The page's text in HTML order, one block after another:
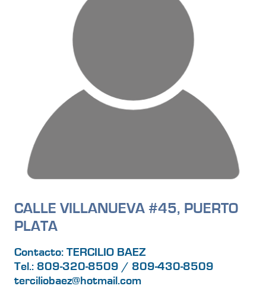
CALLE VILLANUEVA #45, PUERTO
PLATA
Contacto: TERCILIO BAEZ
Tel.: 809-320-8509 / 809-430-8509
terciliobaez@hotmail.com